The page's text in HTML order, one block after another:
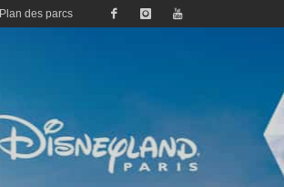
Plan des parcs